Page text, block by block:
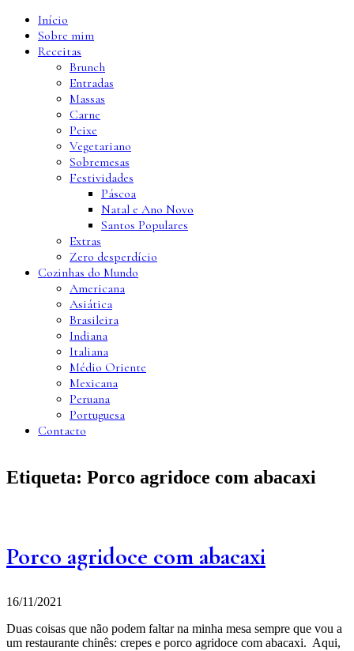
Início
Sobre mim
Receitas
Brunch
Entradas
Massas
Carne
Peixe
Vegetariano
Sobremesas
Festividades
Páscoa
Natal e Ano Novo
Santos Populares
Extras
Zero desperdício
Cozinhas do Mundo
Americana
Asiática
Brasileira
Indiana
Italiana
Médio Oriente
Mexicana
Peruana
Portuguesa
Contacto
Etiqueta: Porco agridoce com abacaxi
Porco agridoce com abacaxi
16/11/2021
Duas coisas que não podem faltar na minha mesa sempre que vou a
um restaurante chinês: crepes e porco agridoce com abacaxi. Aqui,